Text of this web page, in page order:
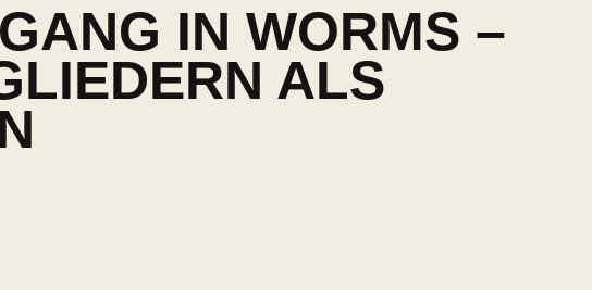
IN WORMS –
ALS